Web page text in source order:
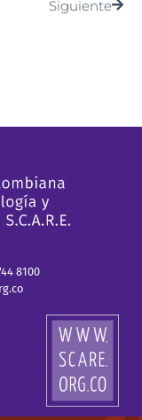
Siguiente
8100